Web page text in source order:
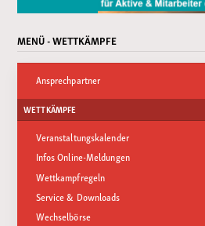
MENÜ - WETTKÄMPFE
Ansprechpartner
WETTKÄMPFE
Veranstaltungskalender
Infos Online-Meldungen
Wettkampfregeln
Service & Downloads
Wechselbörse